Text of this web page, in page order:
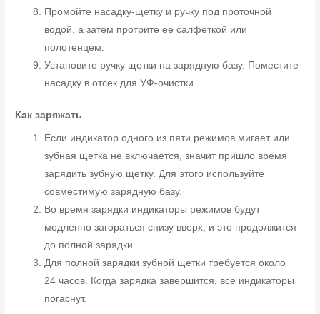
Промойте насадку-щетку и ручку под проточной
водой, а затем протрите ее салфеткой или
полотенцем.
Установите ручку щетки на зарядную базу. Поместите
насадку в отсек для УФ-очистки.
Как заряжать
Если индикатор одного из пяти режимов мигает или
зубная щетка не включается, значит пришло время
зарядить зубную щетку. Для этого используйте
совместимую зарядную базу.
Во время зарядки индикаторы режимов будут
медленно загораться снизу вверх, и это продолжится
до полной зарядки.
Для полной зарядки зубной щетки требуется около
24 часов. Когда зарядка завершится, все индикаторы
погаснут.